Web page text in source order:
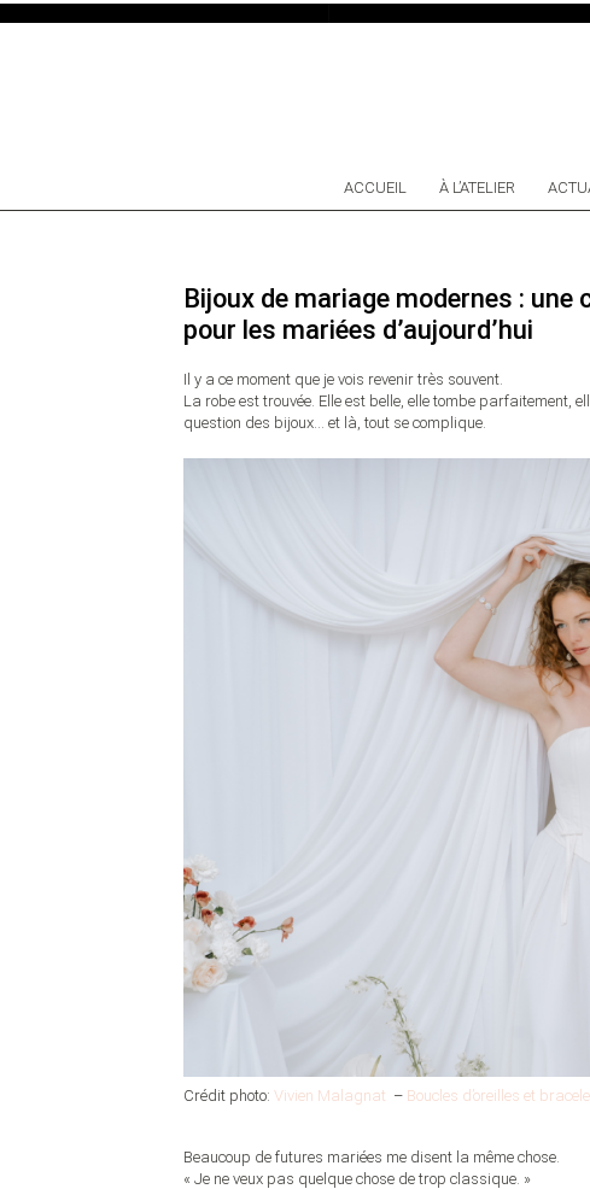
ACCUEIL À L’ATELIER
Bijoux de mariage modernes : une
pour les mariées d’aujourd’hui
Il y a ce moment que je vois revenir très souvent.
La robe est trouvée. Elle est belle, elle tombe parfaitement,
question des bijoux… et là, tout se complique.
Crédit photo: Vivien Malagnat – Boucles d’oreilles et
Beaucoup de futures mariées me disent la même chose.
« Je ne veux pas quelque chose de trop classique. »